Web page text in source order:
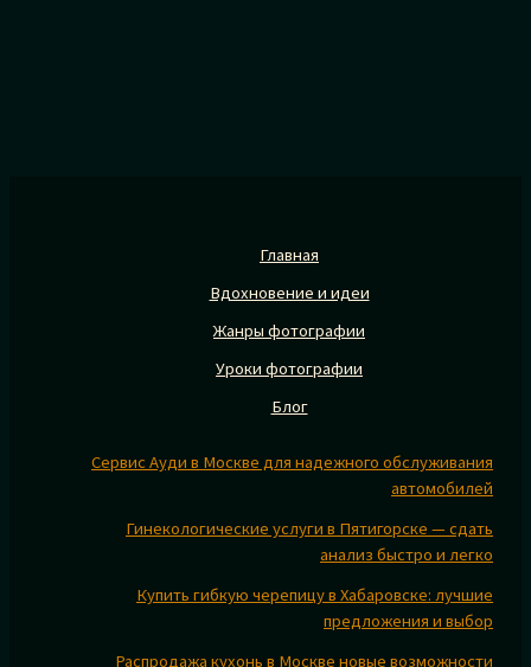
Главная
Вдохновение и идеи
Жанры фотографии
Уроки фотографии
Блог
Сервис Ауди в Москве для надежного обслуживания
автомобилей
Гинекологические услуги в Пятигорске — сдать
анализ быстро и легко
Купить гибкую черепицу в Хабаровске: лучшие
предложения и выбор
Распродажа кухонь в Москве новые возможности